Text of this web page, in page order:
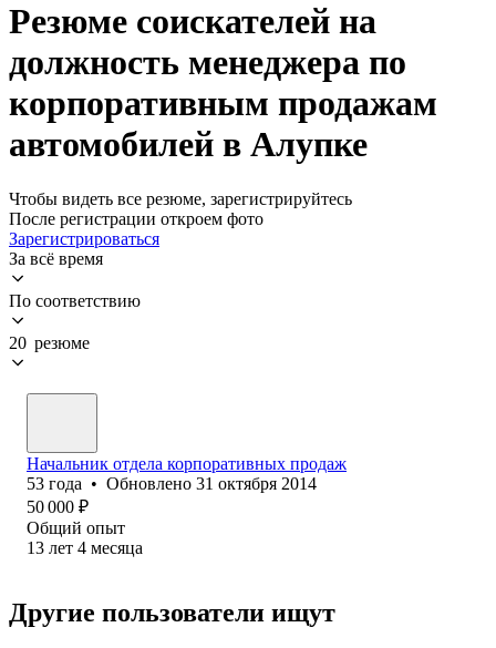
Резюме соискателей на
должность менеджера по
корпоративным продажам
автомобилей в Алупке
Чтобы видеть все резюме, зарегистрируйтесь
После регистрации откроем фото
Зарегистрироваться
За всё время
По соответствию
20 резюме
Начальник отдела корпоративных продаж
53 года • Обновлено 31 октября 2014
50 000 ₽
Общий опыт
13 лет 4 месяца
Другие пользователи ищут